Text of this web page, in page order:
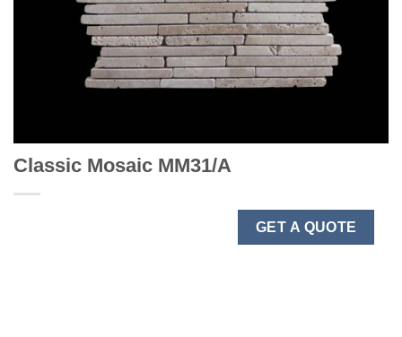
Classic Mosaic MM31/A
GET A QUOTE